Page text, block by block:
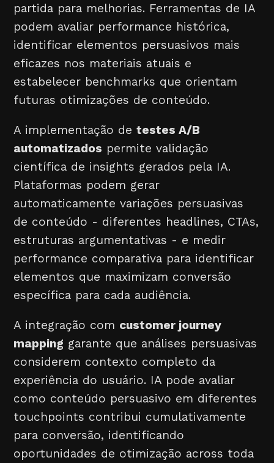
partida para melhorias. Ferramentas de IA
podem avaliar performance histórica,
identificar elementos persuasivos mais
eficazes nos materiais atuais e
estabelecer benchmarks que orientam
futuras otimizações de conteúdo.
A implementação detestes A/B
automatizados permite validação
científica de insights gerados pela IA.
Plataformas podem gerar
automaticamente variações persuasivas
de conteúdo - diferentes headlines, CTAs,
estruturas argumentativas - e medir
performance comparativa para identificar
elementos que maximizam conversão
específica para cada audiência.
A integração com customer journey
mapping garante que análises persuasivas
considerem contexto completo da
experiência do usuário. IA pode avaliar
como conteúdo persuasivo em diferentes
touchpoints contribui cumulativamente
para conversão, identificando
oportunidades de otimização across toda